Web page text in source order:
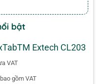
600 giây hoặc Tự động
bằng thẻ nhớ SD 2G.
10 đến 90%
2018
ẩm / Nhiệt độ
bật
Extech CL203
VAT
gồm VAT